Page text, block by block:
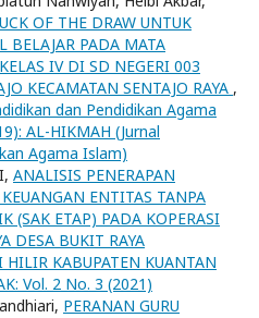
OF THE DRAW UNTUK
BELAJAR PADA MATA
IV DI SD NEGERI 003
KECAMATAN SENTAJO RAYA ,
dan Pendidikan Agama
AL-HIKMAH (Jurnal
Agama Islam)
ANALISIS PENERAPAN
ENTITAS TANPA
(SAK ETAP) PADA KOPERASI
DESA BUKIT RAYA
KABUPATEN KUANTAN
Vol. 2 No. 3 (2021)
PERANAN GURU